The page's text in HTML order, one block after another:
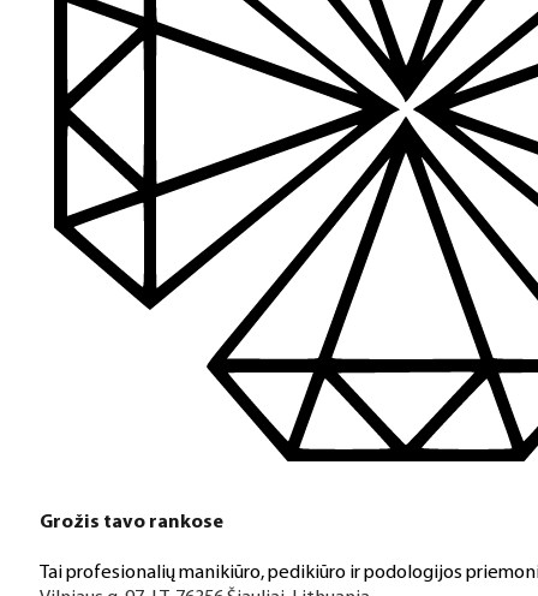
Grožis tavo rankose
Tai profesionalių manikiūro, pedikiūro ir podologijos